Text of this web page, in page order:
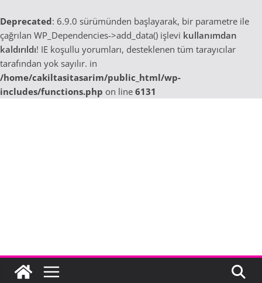
Deprecated: 6.9.0 sürümünden başlayarak, bir parametre ile
çağrılan WP_Dependencies->add_data() işlevi kullanımdan
kaldırıldı! IE koşullu yorumları, desteklenen tüm tarayıcılar
tarafından yok sayılır. in
/home/cakiltasitasarim/public_html/wp-
includes/functions.php on line 6131